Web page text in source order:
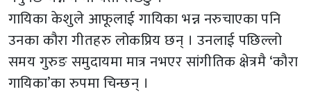
गायिका केशुले आफूलाई गायिका भन्न नरुचाएका पनि
उनका कौरा गीतहरु लोकप्रिय छन् । उनलाई पछिल्लो
समय गुरुङ समुदायमा मात्र नभएर सांगीतिक क्षेत्रमै ‘कौरा
गायिका’का रुपमा चिन्छन् ।